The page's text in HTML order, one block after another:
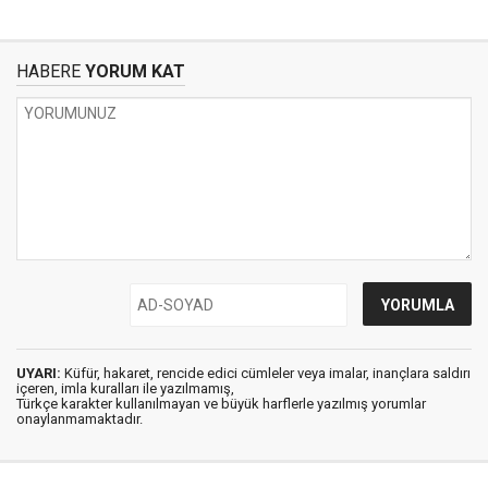
HABERE YORUM KAT
UYARI: Küfür, hakaret, rencide edici cümleler veya imalar, inançlara saldırı
içeren, imla kuralları ile yazılmamış,
Türkçe karakter kullanılmayan ve büyük harflerle yazılmış yorumlar
onaylanmamaktadır.